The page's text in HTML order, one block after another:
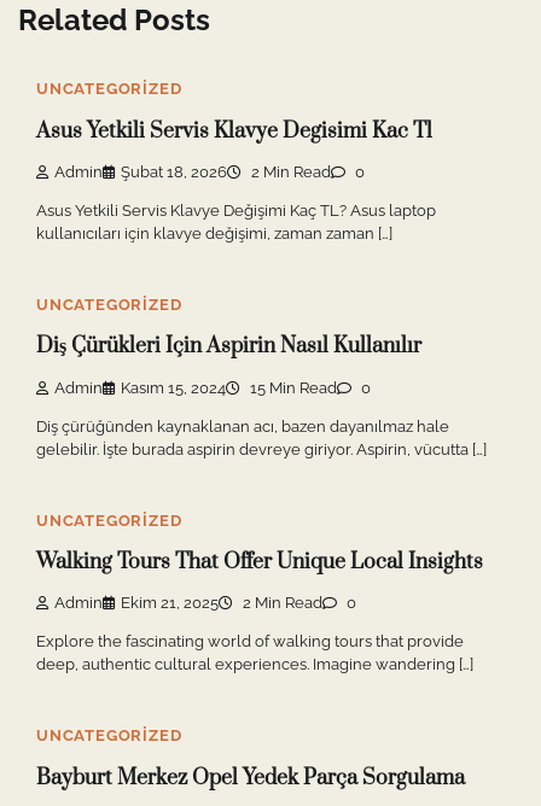
Related Posts
UNCATEGORIZED
Asus Yetkili Servis Klavye Degisimi Kac Tl
Admin Şubat 18, 2026 2 Min Read 0
Asus Yetkili Servis Klavye Değişimi Kaç TL? Asus laptop
kullanıcıları için klavye değişimi, zaman zaman […]
UNCATEGORIZED
Diş Çürükleri Için Aspirin Nasıl Kullanılır
Admin Kasım 15, 2024 15 Min Read 0
Diş çürüğünden kaynaklanan acı, bazen dayanılmaz hale
gelebilir. İşte burada aspirin devreye giriyor. Aspirin, vücutta […]
UNCATEGORIZED
Walking Tours That Offer Unique Local Insights
Admin Ekim 21, 2025 2 Min Read 0
Explore the fascinating world of walking tours that provide
deep, authentic cultural experiences. Imagine wandering […]
UNCATEGORIZED
Bayburt Merkez Opel Yedek Parça Sorgulama